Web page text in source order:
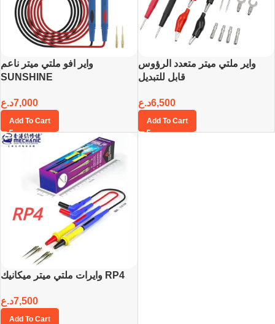
واير افو ملتي ميتر ناعم
SUNSHINE
7,000د.ع
Add To Cart
واير ملتي ميتر متعدد الرؤوس
قابل للتبديل
6,500د.ع
Add To Cart
وايرات ملتي ميتر ميكانيك RP4
7,500د.ع
Add To Cart